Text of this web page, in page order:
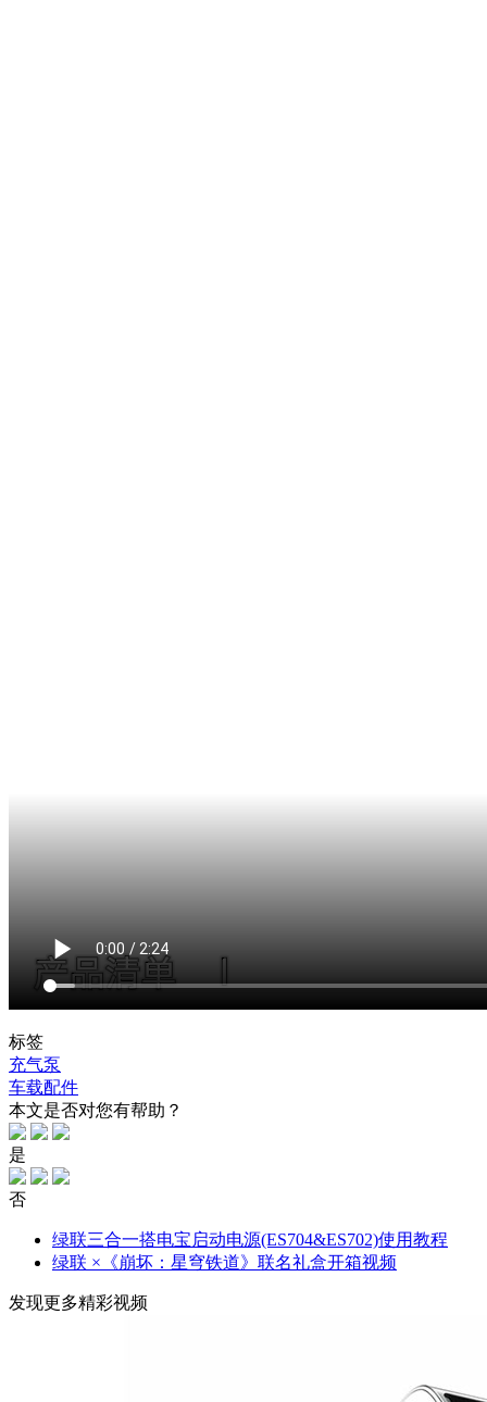
标签
充气泵
车载配件
本文是否对您有帮助？
是
否
绿联三合一搭电宝启动电源(ES704&ES702)使用教程
绿联 ×《崩坏：星穹铁道》联名礼盒开箱视频
发现更多精彩视频